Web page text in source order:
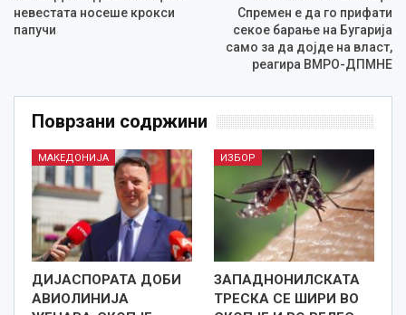
невестата носеше крокси
папучи
Спремен е да го прифати
секое барање на Бугарија
само за да дојде на власт,
реагира ВМРО-ДПМНЕ
Поврзани содржини
МАКЕДОНИЈА
ДИЈАСПОРАТА ДОБИ
АВИОЛИНИЈА
ИЗБОР
ЗАПАДНОНИЛСКАТА
ТРЕСКА СЕ ШИРИ ВО